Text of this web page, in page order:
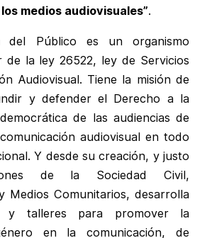
medios audiovisuales”.
del Público es un organismo
la ley 26522, ley de Servicios
Audiovisual. Tiene la misión de
y defender el Derecho a la
de las audiencias de
audiovisual en todo
Y desde su creación, y justo
de la Sociedad Civil,
Medios Comunitarios, desarrolla
y talleres para promover la
en la comunicación, de